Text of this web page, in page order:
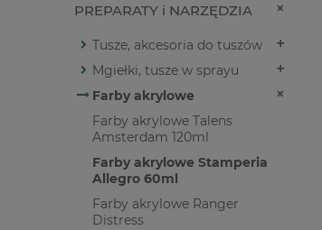
PREPARATY i NARZĘDZIA
Tusze, akcesoria do tuszów
Mgiełki, tusze w sprayu
Farby akrylowe
Farby akrylowe Talens
Amsterdam 120ml
Farby akrylowe Stamperia
Allegro 60ml
Farby akrylowe Ranger
Distress